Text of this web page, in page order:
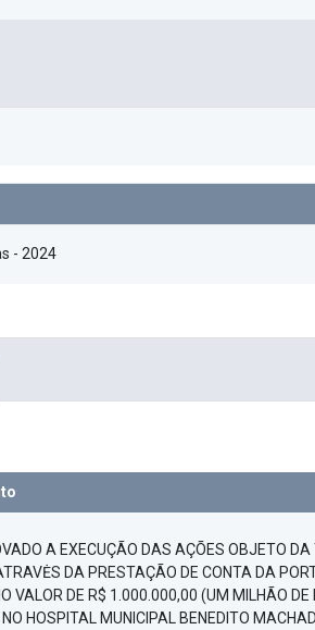
- 2024
A EXECUÇÃO DAS AÇÕES OBJETO DA
DA PRESTAÇÃO DE CONTA DA
VALOR DE R$ 1.000.000,00 (UM MILHÃO DE
HOSPITAL MUNICIPAL BENEDITO